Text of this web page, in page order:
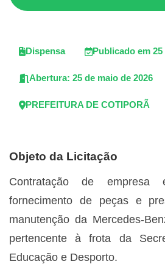
Dispensa Publicado em 25
Abertura: 25 de maio de 2026
PREFEITURA DE COTIPORÃ
Objeto da Licitação
Contratação de empresa
fornecimento de peças e
manutenção da Mercedes-
pertencente à frota da
Educação e Desporto.